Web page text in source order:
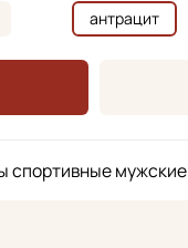
антрацит
спортивные мужские